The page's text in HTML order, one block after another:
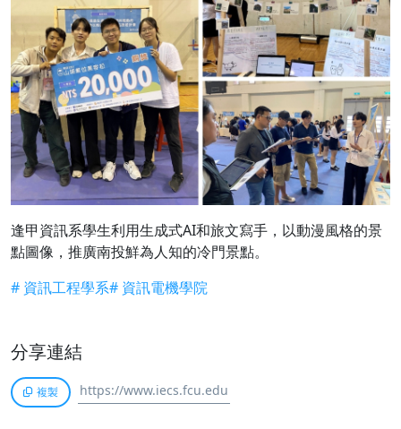
逢甲資訊系學生利用生成式AI和旅文寫手，以動漫風格的景
點圖像，推廣南投鮮為人知的冷門景點。
# 資訊工程學系# 資訊電機學院
分享連結
複製